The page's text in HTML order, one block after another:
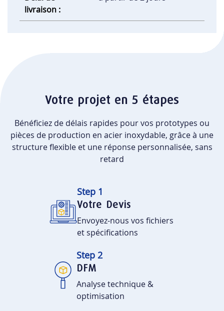
livraison :
Votre projet en 5 étapes
Bénéficiez de délais rapides pour vos prototypes ou
pièces de production en acier inoxydable, grâce à une
structure flexible et une réponse personnalisée, sans
retard
Step 1
Votre Devis
Envoyez-nous vos fichiers
et spécifications
Step 2
DFM
Analyse technique &
optimisation